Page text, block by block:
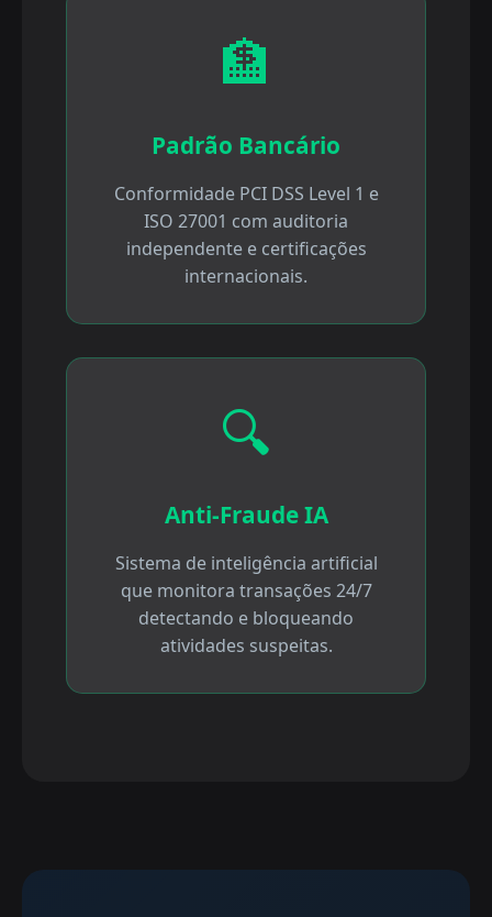
🏦
Padrão Bancário
Conformidade PCI DSS Level 1 e
ISO 27001 com auditoria
independente e certificações
internacionais.
🔍
Anti-Fraude IA
Sistema de inteligência artificial
que monitora transações 24/7
detectando e bloqueando
atividades suspeitas.